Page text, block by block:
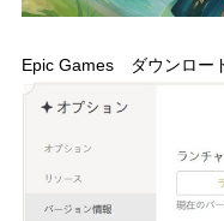
Epic Games ダウンロー